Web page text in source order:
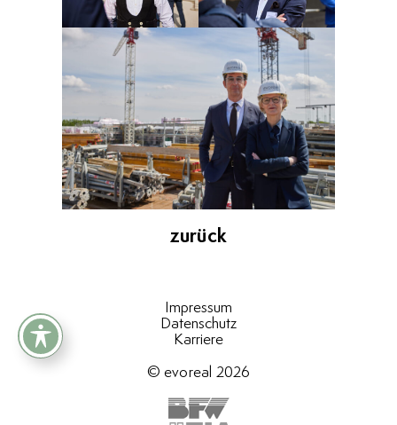
zurück
Impressum
Datenschutz
Karriere
© evoreal 2026